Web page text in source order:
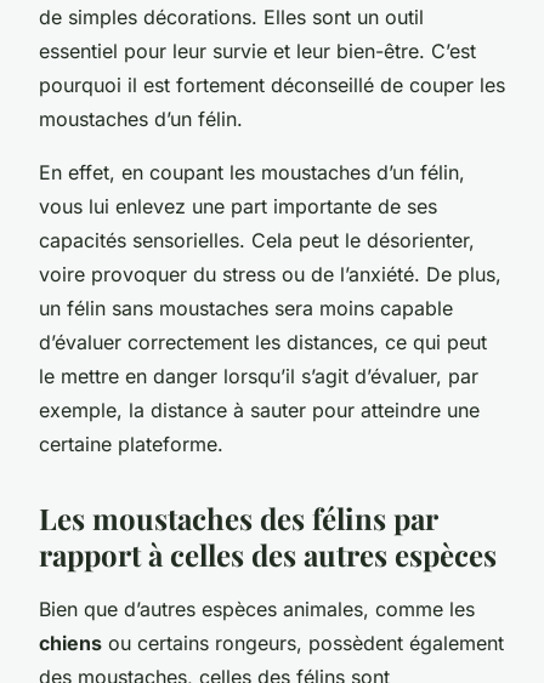
de simples décorations. Elles sont un outil
essentiel pour leur survie et leur bien-être. C’est
pourquoi il est fortement déconseillé de couper les
moustaches d’un félin.
En effet, en coupant les moustaches d’un félin,
vous lui enlevez une part importante de ses
capacités sensorielles. Cela peut le désorienter,
voire provoquer du stress ou de l’anxiété. De plus,
un félin sans moustaches sera moins capable
d’évaluer correctement les distances, ce qui peut
le mettre en danger lorsqu’il s’agit d’évaluer, par
exemple, la distance à sauter pour atteindre une
certaine plateforme.
Les moustaches des félins par
rapport à celles des autres espèces
Bien que d’autres espèces animales, comme les
chiens ou certains rongeurs, possèdent également
des moustaches, celles des félins sont